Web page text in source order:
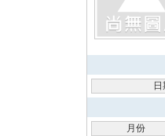
日
月份